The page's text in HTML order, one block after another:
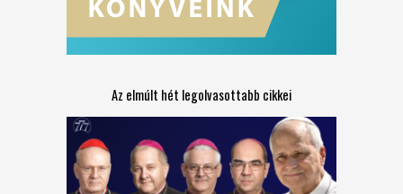
Az elmúlt hét legolvasottabb cikkei